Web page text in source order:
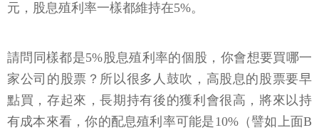
元，股息殖利率一樣都維持在5%。
請問同樣都是5%股息殖利率的個股，你會想要買哪一
家公司的股票？所以很多人鼓吹，高股息的股票要早
點買，存起來，長期持有後的獲利會很高，將來以持
有成本來看，你的配息殖利率可能是10%（譬如上面B